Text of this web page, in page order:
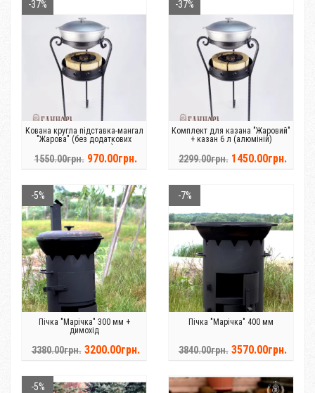
-37%
Кована кругла підставка-мангал
"Жарова" (без додаткових
комплектуючих)
1550.00грн. 970.00грн.
-37%
Комплект для казана "Жаровий"
+ казан 6 л (алюміній)
2299.00грн. 1450.00грн.
-5%
Пічка "Марічка" 300 мм +
димохід
3380.00грн. 3200.00грн.
-7%
Пічка "Марічка" 400 мм
3840.00грн. 3570.00грн.
-5%